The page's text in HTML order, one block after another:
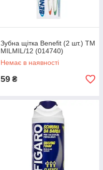
Зубна щітка Benefit (2 шт.) TM
MILMIL/12 (014740)
Немає в наявності
59 ₴